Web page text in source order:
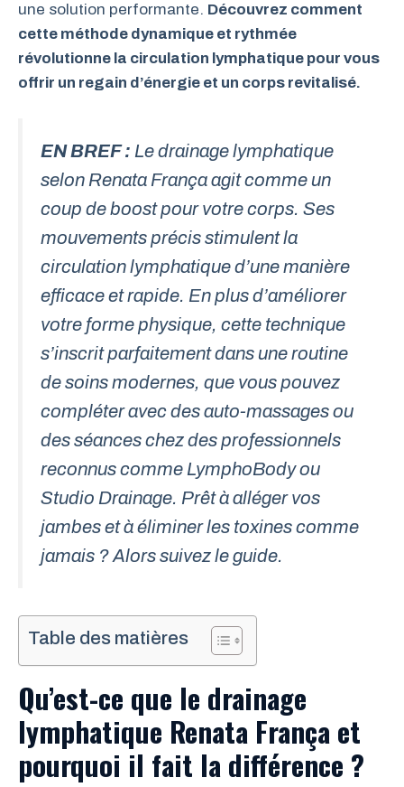
une solution performante. Découvrez comment
cette méthode dynamique et rythmée
révolutionne la circulation lymphatique pour vous
offrir un regain d’énergie et un corps revitalisé.
EN BREF : Le drainage lymphatique
selon Renata França agit comme un
coup de boost pour votre corps. Ses
mouvements précis stimulent la
circulation lymphatique d’une manière
efficace et rapide. En plus d’améliorer
votre forme physique, cette technique
s’inscrit parfaitement dans une routine
de soins modernes, que vous pouvez
compléter avec des auto-massages ou
des séances chez des professionnels
reconnus comme LymphoBodyou
Studio Drainage. Prêt à alléger vos
jambes et à éliminer les toxines comme
jamais ? Alors suivez le guide.
Table des matières
Qu’est-ce que le drainage
lymphatique Renata França et
pourquoi il fait la différence ?